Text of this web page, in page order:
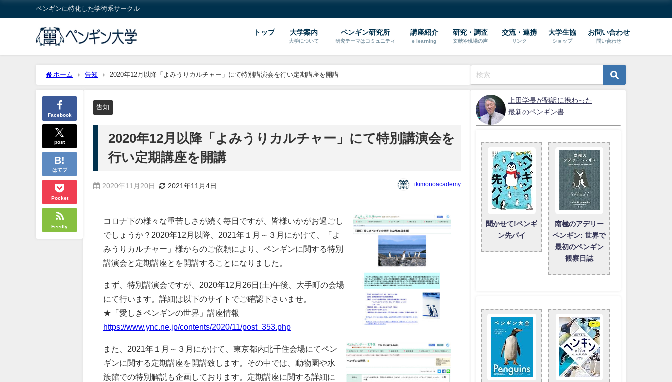
ペンギンに特化した学術系サークル
トップ 大学案内
大学について
ペンギン研究所
研究テーマはコミュニティ
講座紹介
e learning
研究・調査
文献や現場の声
交流・連携
リンク
大学生協
ショップ
お問い合わせ
問い合わせ
ホーム 告知 2020年12月以降「よみうりカルチャー」にて特別講演会を行い定期講座を開講
Facebook
post
はてブ
Pocket
Feedly
告知
2020年12月以降「よみうりカルチャー」にて特別講演会を
行い定期講座を開講
2020年11月20日 2021年11月4日 ikimonoacademy
コロナ下の様々な重苦しさが続く毎日ですが、皆様いかがお過ごし
でしょうか？2020年12月以降、2021年１月～３月にかけて、「よ
みうりカルチャー」様からのご依頼により、ペンギンに関する特別
講演会と定期講座とを開講することになりました。
まず、特別講演会ですが、 2020年12月26日(土)午後 、大手町の会場
にて行います。詳細は以下のサイトでご確認下さいませ。
★「愛しきペンギンの世界」講座情報
https://www.ync.ne.jp/contents/2020/11/post_353.php
また、2021年１月～３月にかけて、東京都内北千住会場にてペン
ギンに関する定期講座を開講致します。その中では、動物園や水
族館での特別解説も企画しております。定期講座に関する詳細に
上田学長が翻訳に携わった
最新のペンギン書
聞かせて!ペンギ
ン先パイ
南極のアデリー
ペンギン: 世界で
最初のペンギン
観察日誌